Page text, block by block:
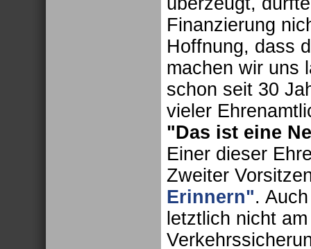
Finanzierung
Hoffnung, dass
machen wir uns
schon seit 30
vieler
"Das ist eine
Einer dieser
Zweiter
Erinnern".
letztlich nicht